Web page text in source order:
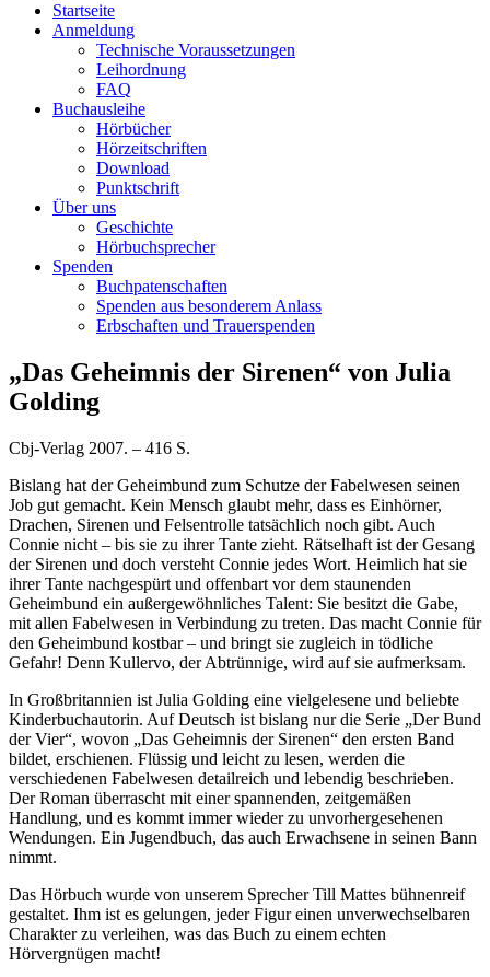
Deutsche
barriere+SBR+freies
Lesen
Kostenloser
Verleih
Büchern
Punktdruck
im
Daisy-
Blinde
und
hochgradig
Sehgeschädigte
Startseite
Anmeldung
Technische Voraussetzungen
Leihordnung
FAQ
Buchausleihe
Hörbücher
Hörzeitschriften
Download
Punktschrift
Über uns
Geschichte
Hörbuchsprecher
Spenden
Buchpatenschaften
Spenden aus besonderem Anlass
Erbschaften und Trauerspenden
Skip
to
content
GoldingDasGeheimnisderSirenen
„Das Geheimnis der Sirenen“ von Julia
Golding
Cbj-Verlag 2007. – 416 S.
Bislang hat der Geheimbund zum Schutze der Fabelwesen seinen
Job gut gemacht. Kein Mensch glaubt mehr, dass es Einhörner,
Drachen, Sirenen und Felsentrolle tatsächlich noch gibt. Auch
Connie nicht – bis sie zu ihrer Tante zieht. Rätselhaft ist der Gesang
der Sirenen und doch versteht Connie jedes Wort. Heimlich hat sie
ihrer Tante nachgespürt und offenbart vor dem staunenden
Geheimbund ein außergewöhnliches Talent: Sie besitzt die Gabe,
mit allen Fabelwesen in Verbindung zu treten. Das macht Connie für
den Geheimbund kostbar – und bringt sie zugleich in tödliche
Gefahr! Denn Kullervo, der Abtrünnige, wird auf sie aufmerksam.
In Großbritannien ist Julia Golding eine vielgelesene und beliebte
Kinderbuchautorin. Auf Deutsch ist bislang nur die Serie „Der Bund
der Vier“, wovon „Das Geheimnis der Sirenen“ den ersten Band
bildet, erschienen. Flüssig und leicht zu lesen, werden die
verschiedenen Fabelwesen detailreich und lebendig beschrieben.
Der Roman überrascht mit einer spannenden, zeitgemäßen
Handlung, und es kommt immer wieder zu unvorhergesehenen
Wendungen. Ein Jugendbuch, das auch Erwachsene in seinen Bann
nimmt.
Das Hörbuch wurde von unserem Sprecher Till Mattes bühnenreif
gestaltet. Ihm ist es gelungen, jeder Figur einen unverwechselbaren
Charakter zu verleihen, was das Buch zu einem echten
Hörvergnügen macht!